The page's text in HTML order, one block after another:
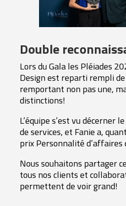
Double
Lors du Gala les Pléiades
Design est reparti rempli
remportant non pas une,
distinctions!
L’équipe s’est vu décerner
de services, et Fanie a,
prix Personnalité d’affaires
Nous souhaitons partager
tous nos clients et
permettent de voir grand!